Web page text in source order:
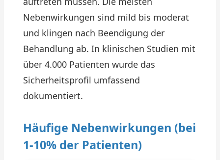
Nebenwirkungen sind mild bis moderat
und klingen nach Beendigung der
Behandlung ab. In klinischen Studien mit
über 4.000 Patienten wurde das
Sicherheitsprofil umfassend
dokumentiert.
Häufige Nebenwirkungen (bei
1-10% der Patienten)